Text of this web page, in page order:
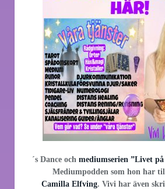
´s Dance och mediumserien ”Livet
Mediumpodden som hon har
Camilla Elfving. Vivi har även